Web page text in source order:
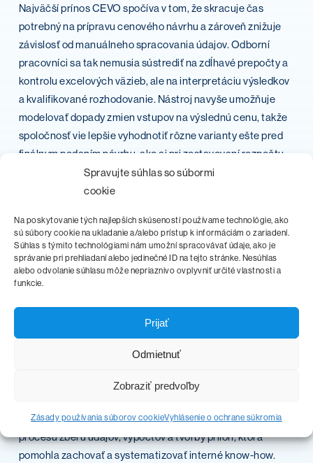
Spravujte súhlas so súbormi
cookie
Na poskytovanie tých najlepších skúseností používame technológie, ako
sú súbory cookie na ukladanie a/alebo prístup k informáciám o zariadení.
Súhlas s týmito technológiami nám umožní spracovávať údaje, ako je
správanie pri prehliadaní alebo jedinečné ID na tejto stránke. Nesúhlas
alebo odvolanie súhlasu môže nepriaznivo ovplyvniť určité vlastnosti a
funkcie.
Prijať
Odmietnuť
Zobraziť predvoľby
Zásady používania súborov cookieVyhlásenie o ochrane súkromia
Najväčší prínos CEVO spočíva v tom, že skracuje čas
potrebný na prípravu cenového návrhu a zároveň znižuje
závislosť od manuálneho spracovania údajov. Odborní
pracovníci sa tak nemusia sústrediť na zdĺhavé prepočty a
kontrolu excelových väzieb, ale na interpretáciu výsledkov
a kvalifikované rozhodovanie. Nástroj navyše umožňuje
modelovať dopady zmien vstupov na výslednú cenu, takže
spoločnosť vie lepšie vyhodnotiť rôzne varianty ešte pred
finálnym podaním návrhu, ako aj pri zostavovaní rozpočtu.
Dôležitou súčasťou riešenia je aj historizácia a zálohovanie
aktuálny výpočet, ale aj spätnú dohľadateľnosť zmien v
čase. Takýto prístup pomáha chrániť interné know-how a
znižuje riziko, že rozhodujúce znalosti zostanú viazané len
na konkrétnych jednotlivcov.
riešenia prispelo k zefektívneniu tvorby cenových návrhov
Súčasťou projektu bola aj kompletná dokumentácia
procesu zberu údajov, výpočtov a tvorby príloh, ktorá
pomohla zachovať a systematizovať interné know-how.